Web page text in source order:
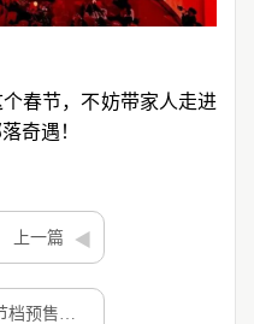
个春节，不妨带家人走进
奇遇！
上一篇
集团旗下影城春节档预售全面开启！